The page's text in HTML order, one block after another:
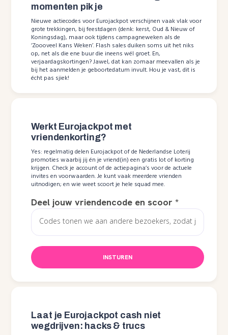
momenten pik je
Nieuwe actiecodes voor Eurojackpot verschijnen vaak vlak voor
grote trekkingen, bij feestdagen (denk: kerst, Oud & Nieuw of
Koningsdag), maar ook tijdens campagneweken als de
‘Zoooveel Kans Weken’. Flash sales duiken soms uit het niks
op, net als die ene buur die ineens wél groet. En,
verjaardagskortingen? Jawel, dat kan zomaar meevallen als je
bij het aanmelden je geboortedatum invult. Hou je vast, dit is
écht pas sjiek!
Werkt Eurojackpot met
vriendenkorting?
Yes: regelmatig delen Eurojackpot of de Nederlandse Loterij
promoties waarbij jij én je vriend(in) een gratis lot of korting
krijgen. Check je account of de actiepagina’s voor de actuele
invites en voorwaarden. Je kunt vaak meerdere vrienden
uitnodigen; en wie weet scoort je hele squad mee.
Deel jouw vriendencode en scoor*
INSTUREN
Laat je Eurojackpot cash niet
wegdrijven: hacks & trucs